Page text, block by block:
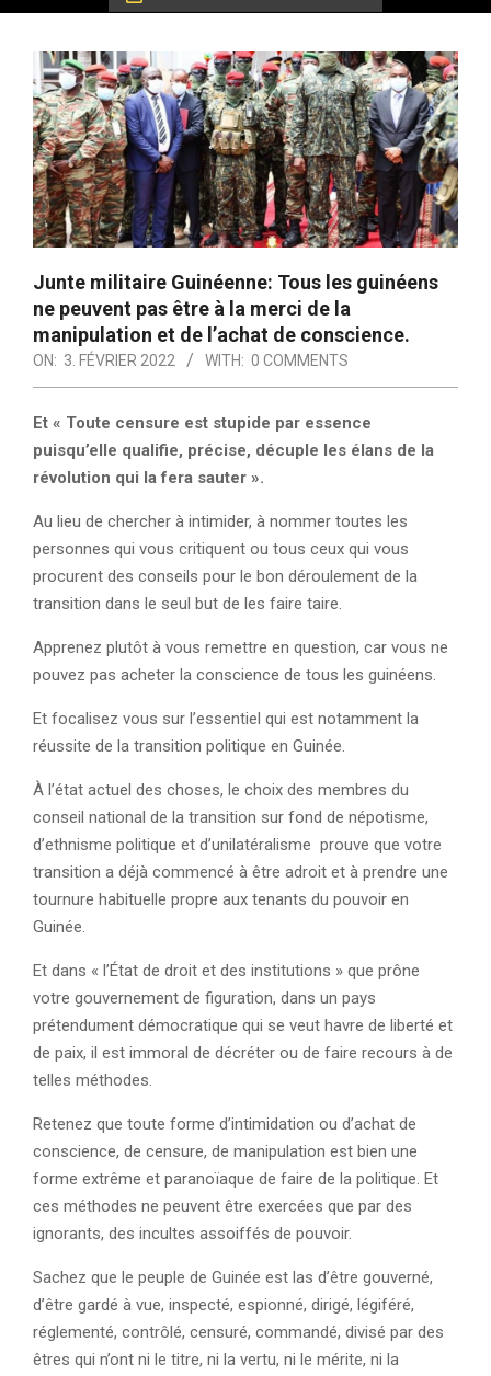
Junte militaire Guinéenne: Tous les guinéens
ne peuvent pas être à la merci de la
manipulation et de l’achat de conscience.
ON: 3. FÉVRIER 2022 WITH: 0 COMMENTS
Et « Toute censure est stupide par essence
puisqu’elle qualifie, précise, décuple les élans de la
révolution qui la fera sauter ».
Au lieu de chercher à intimider, à nommer toutes les
personnes qui vous critiquent ou tous ceux qui vous
procurent des conseils pour le bon déroulement de la
transition dans le seul but de les faire taire.
Apprenez plutôt à vous remettre en question, car vous ne
pouvez pas acheter la conscience de tous les guinéens.
Et focalisez vous sur l’essentiel qui est notamment la
réussite de la transition politique en Guinée.
À l’état actuel des choses, le choix des membres du
conseil national de la transition sur fond de népotisme,
d’ethnisme politique et d’unilatéralisme prouve que votre
transition a déjà commencé à être adroit et à prendre une
tournure habituelle propre aux tenants du pouvoir en
Guinée.
Et dans « l’État de droit et des institutions » que prône
votre gouvernement de figuration, dans un pays
prétendument démocratique qui se veut havre de liberté et
de paix, il est immoral de décréter ou de faire recours à de
telles méthodes.
Retenez que toute forme d’intimidation ou d’achat de
conscience, de censure, de manipulation est bien une
forme extrême et paranoïaque de faire de la politique. Et
ces méthodes ne peuvent être exercées que par des
ignorants, des incultes assoiffés de pouvoir.
Sachez que le peuple de Guinée est las d’être gouverné,
d’être gardé à vue, inspecté, espionné, dirigé, légiféré,
réglementé, contrôlé, censuré, commandé, divisé par des
êtres qui n’ont ni le titre, ni la vertu, ni le mérite, ni la